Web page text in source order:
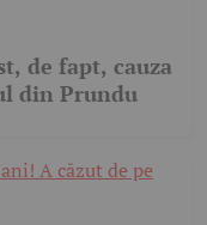
de fapt, cauza
din Prundu